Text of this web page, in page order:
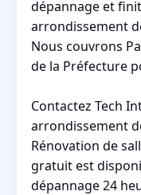
dépannage et
arrondissement
Nous couvrons
de la Préfecture
Contactez Tech
arrondissement
Rénovation de
gratuit est
dépannage 24